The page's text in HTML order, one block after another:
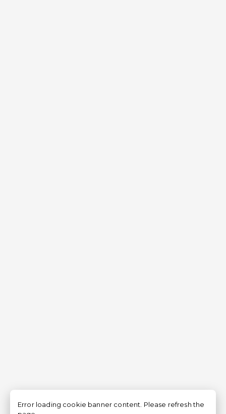
Error loading cookie banner content. Please refresh the